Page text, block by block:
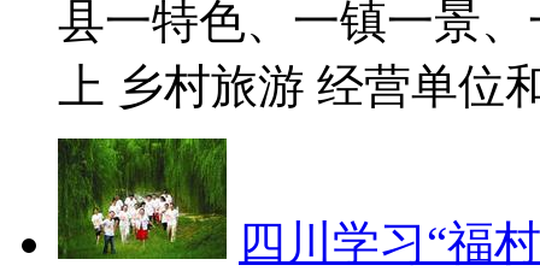
县一特色、一镇一景
上 乡村旅游 经营单位
四川学习“福